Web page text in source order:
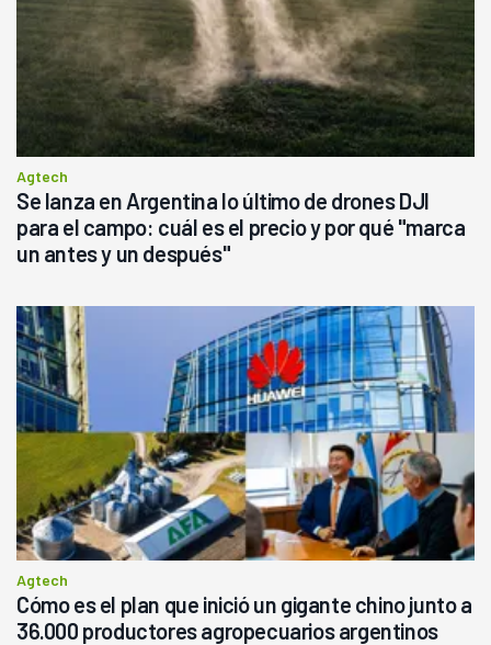
Agtech
Se lanza en Argentina lo último de drones DJI
para el campo: cuál es el precio y por qué "marca
un antes y un después"
Agtech
Cómo es el plan que inició un gigante chino junto a
36.000 productores agropecuarios argentinos